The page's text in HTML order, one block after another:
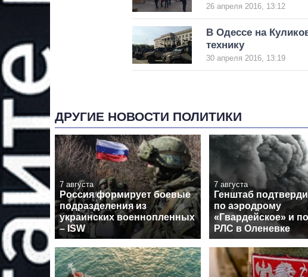
26 апреля 2016, 13:12
В Одессе на
технику
30 апреля 2016, 13:19
ДРУГИЕ НОВОСТИ ПОЛИТИКИ
7 августа
Россия формирует боевые
подразделения из
украинских военнопленных
– ISW
7 августа
Генштаб
по аэродрому
«Гвардейское» и
РЛС в Оленевке